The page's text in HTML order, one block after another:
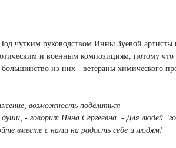
чутким руководством Инны Зуевой артисты
и военным композициям, потому
из них - ветераны химического
возможность поделиться
- говорит Инна Сергеевна. - Для людей
вместе с нами на радость себе и людям!